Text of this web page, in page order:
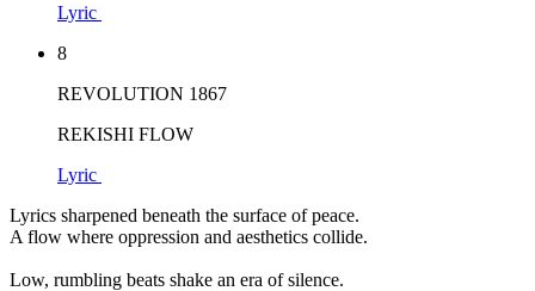
Lyric
8
REVOLUTION 1867
REKISHI FLOW
Lyric
Lyrics sharpened beneath the surface of peace.
A flow where oppression and aesthetics collide.
Low, rumbling beats shake an era of silence.